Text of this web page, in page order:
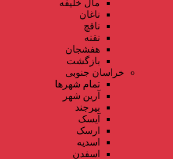
مال خلیفه
ناغان
نافچ
نقنه
هفشجان
بازگشت
خراسان جنوبی
تمام شهر‌ها
آرین شهر
بیرجند
آیسک
ارسک
اسدیه
اسفدن